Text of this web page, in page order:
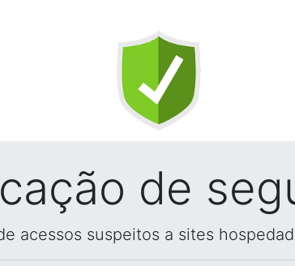
de
acessos suspeitos a sites